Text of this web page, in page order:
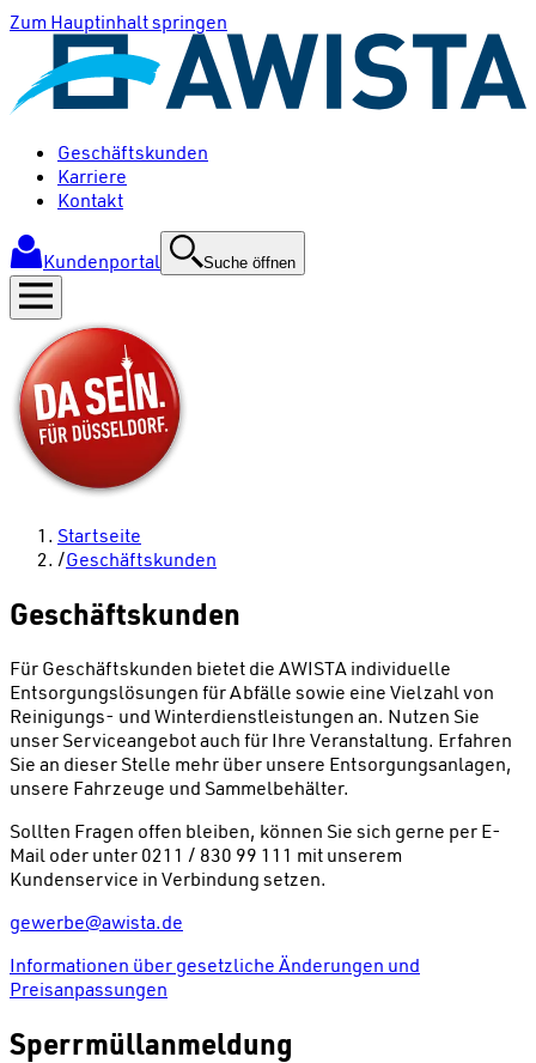
Zum Hauptinhalt springen
Geschäftskunden
Karriere
Kontakt
Kundenportal Suche öffnen
Startseite
/Geschäftskunden
Geschäftskunden
Für Geschäftskunden bietet die AWISTA individuelle
Entsorgungslösungen für Abfälle sowie eine Vielzahl von
Reinigungs- und Winterdienstleistungen an. Nutzen Sie
unser Serviceangebot auch für Ihre Veranstaltung. Erfahren
Sie an dieser Stelle mehr über unsere Entsorgungsanlagen,
unsere Fahrzeuge und Sammelbehälter.
Sollten Fragen offen bleiben, können Sie sich gerne per E-
Mail oder unter 0211 / 830 99 111 mit unserem
Kundenservice in Verbindung setzen.
gewerbe@awista.de
Informationen über gesetzliche Änderungen und
Preisanpassungen
Sperrmüllanmeldung